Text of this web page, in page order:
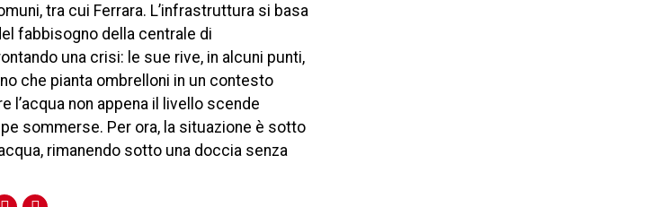
tra cui Ferrara. L’infrastruttura si basa
fabbisogno della centrale di
una crisi: le sue rive, in alcuni punti,
che pianta ombrelloni in un contesto
l’acqua non appena il livello scende
sommerse. Per ora, la situazione è sotto
rimanendo sotto una doccia senza